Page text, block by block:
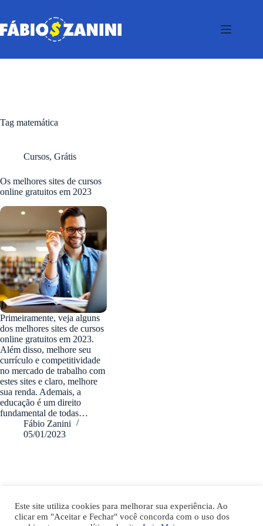
o
conteúdo
Tag matemática
Cursos, Grátis
Os melhores sites de cursos
online gratuitos em 2023
Primeiramente, veja alguns
dos melhores sites de cursos
online gratuitos em 2023.
Além disso, melhore seu
currículo e competitividade
no mercado de trabalho com
estes sites e claro, melhore
sua renda. Ademais, a
educação é um direito
fundamental de todas…
Fábio Zanini
05/01/2023
Este site utiliza cookies para melhorar sua experiência. Ao
clicar em "Aceitar e Fechar" você concorda com o uso dos